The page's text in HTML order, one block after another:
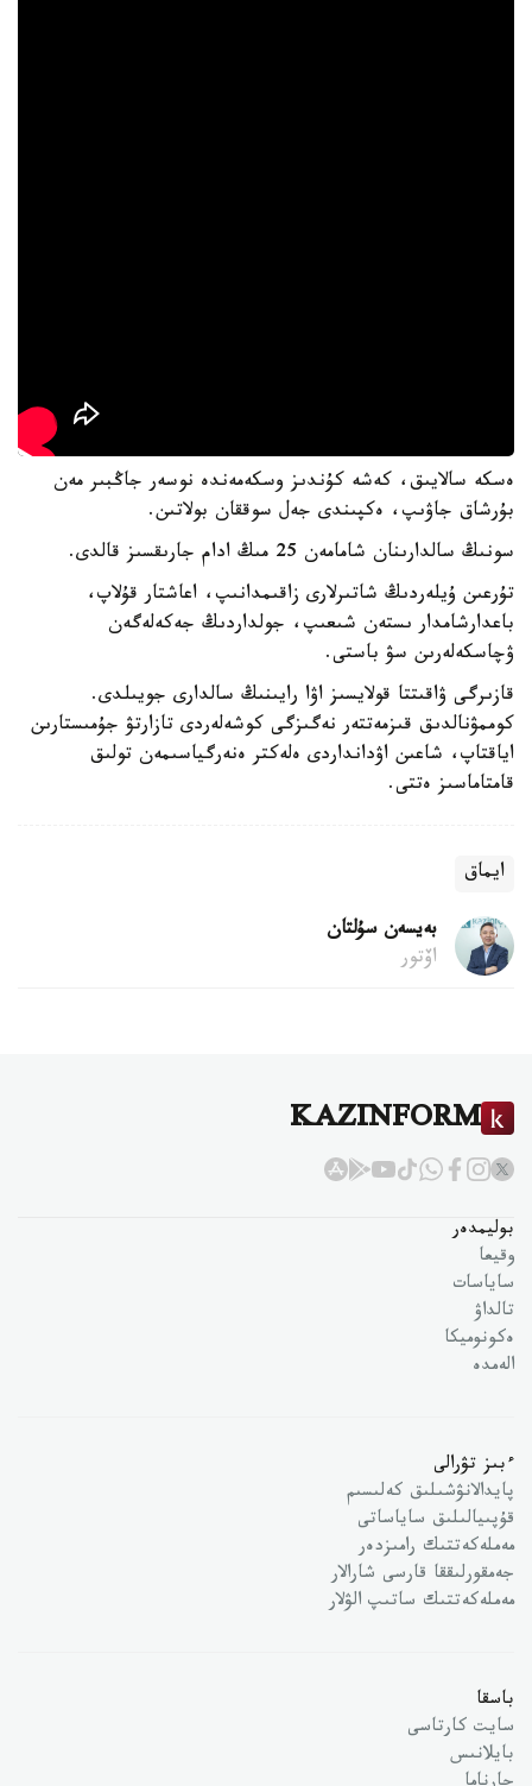
ەسكە سالايىق، كەشە كۇندىز وسكەمەندە نوسەر جاڭبىر مەن
بۇرشاق جاۋىپ، ەكپىندى جەل سوققان بولاتىن.
سونىڭ سالدارىنان شامامەن 25 مىڭ ادام جارىقسىز قالدى.
تۇرعىن ۇيلەردىڭ شاتىرلارى زاقىمدانىپ، اعاشتار قۇلاپ،
باعدارشامدار ىستەن شىعىپ، جولداردىڭ جەكەلەگەن
ۋچاسكەلەرىن سۋ باستى.
قازىرگى ۋاقىتتا قولايسىز اۋا رايىنىڭ سالدارى جويىلدى.
كوممۋنالدىق قىزمەتتەر نەگىزگى كوشەلەردى تازارتۋ جۇمىستارىن
اياقتاپ، شاعىن اۋدانداردى ەلەكتر ەنەرگياسىمەن تولىق
قامتاماسىز ەتتى.
ايماق
بەيسەن سۇلتان
اۆتور
KAZINFORM
بوليمدەر
وقيعا
ساياسات
تالداۋ
ەكونوميكا
الەمدە
ءبىز تۋرالى
پايدالانۋشىلىق كەلىسىم
قۇپىيالىلىق ساياساتى
مەملەكەتتىك رامىزدەر
جەمقورلىققا قارسى شارالار
مەملەكەتتىك ساتىپ الۋلار
باسقا
سايت كارتاسى
بايلانىس